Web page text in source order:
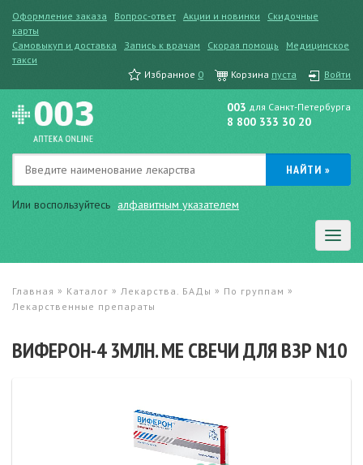
Оформление заказа Вопрос-ответ Акции и новинки
Скидочные
карты
Самовыкуп и доставка
Запись к врачам Скорая помощь
Медицинское
такси
Избранное 0 Корзина пуста Войти
Или воспользуйтесь алфавитным указателем
003 для Санкт-Петербурга
8 800 333 30 20
Главная » Каталог » Лекарства. БАДы » По группам »
Лекарственные препараты
ВИФЕРОН-4 3МЛН. МЕ СВЕЧИ ДЛЯ ВЗР N10